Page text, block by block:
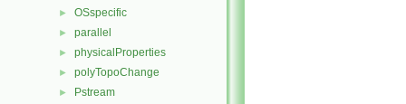
► OSspecific
► parallel
► physicalProperties
► polyTopoChange
► Pstream